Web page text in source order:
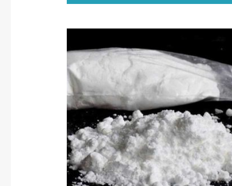
5
Gama
preços:
€290.00
a
€700.00